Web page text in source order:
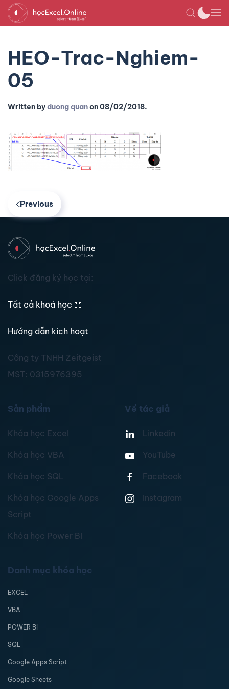
HEO-Trac-Nghiem-
05
Written byduong quanon08/02/2018.
Previous
Click đăng ký học tại:
Tất cả khoá học 📖
Hướng dẫn kích hoạt
Công ty TNHH Zeitgeist
MST: 0315976395
Sản phẩm
Khóa học Excel
Khóa học VBA
Khóa học SQL
Khóa học Google Apps
Script
Khóa học Power BI
Về tác giả
Linkedin
YouTube
Facebook
Instagram
Danh mục khóa học
EXCEL
VBA
POWER BI
SQL
Google Apps Script
Google Sheets